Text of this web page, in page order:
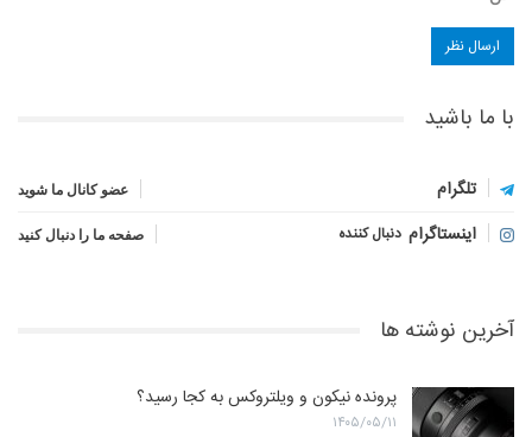
با ما باشید
تلگرام عضو کانال ما شوید
اینستاگرام دنبال کننده صفحه ما را دنبال کنید
آخرین نوشته ها
پرونده نیکون و ویلتروکس به کجا رسید؟
۱۴۰۵/۰۵/۱۱